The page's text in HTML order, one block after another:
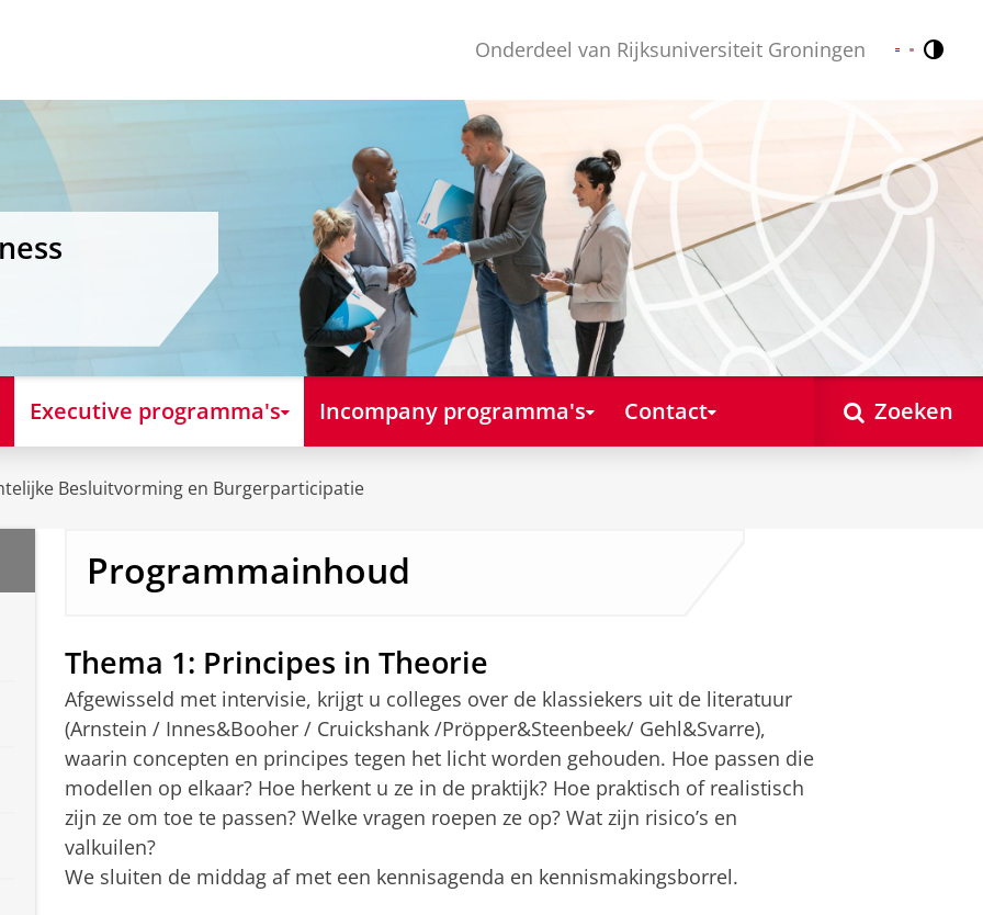
Onderdeel van Rijksuniversiteit Groningen Nederlands
English
Executive programma's Incompany programma's Contact Zoeken
Besluitvorming en Burgerparticipatie
Programmainhoud
Thema 1: Principes in Theorie
Afgewisseld met intervisie, krijgt u colleges over de klassiekers uit de literatuur
(Arnstein / Innes&Booher / Cruickshank /Pröpper&Steenbeek/ Gehl&Svarre),
waarin concepten en principes tegen het licht worden gehouden. Hoe passen die
modellen op elkaar? Hoe herkent u ze in de praktijk? Hoe praktisch of realistisch
zijn ze om toe te passen? Welke vragen roepen ze op? Wat zijn risico’s en
valkuilen?
We sluiten de middag af met een kennisagenda en kennismakingsborrel.